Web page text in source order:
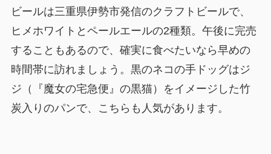
ビールは三重県伊勢市発信のクラフトビールで、
ヒメホワイトとペールエールの2種類。午後に完売
することもあるので、確実に食べたいなら早めの
時間帯に訪れましょう。黒のネコの手ドッグはジ
ジ（『魔女の宅急便』の黒猫）をイメージした竹
炭入りのパンで、こちらも人気があります。